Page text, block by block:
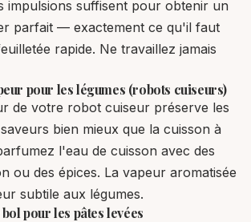
impulsions suffisent pour obtenir un
parfait — exactement ce qu'il faut
rapide. Ne travaillez jamais
pour les légumes (robots cuiseurs)
de votre robot cuiseur préserve les
bien mieux que la cuisson à
l'eau de cuisson avec des
ou des épices. La vapeur aromatisée
subtile aux légumes.
pour les pâtes levées